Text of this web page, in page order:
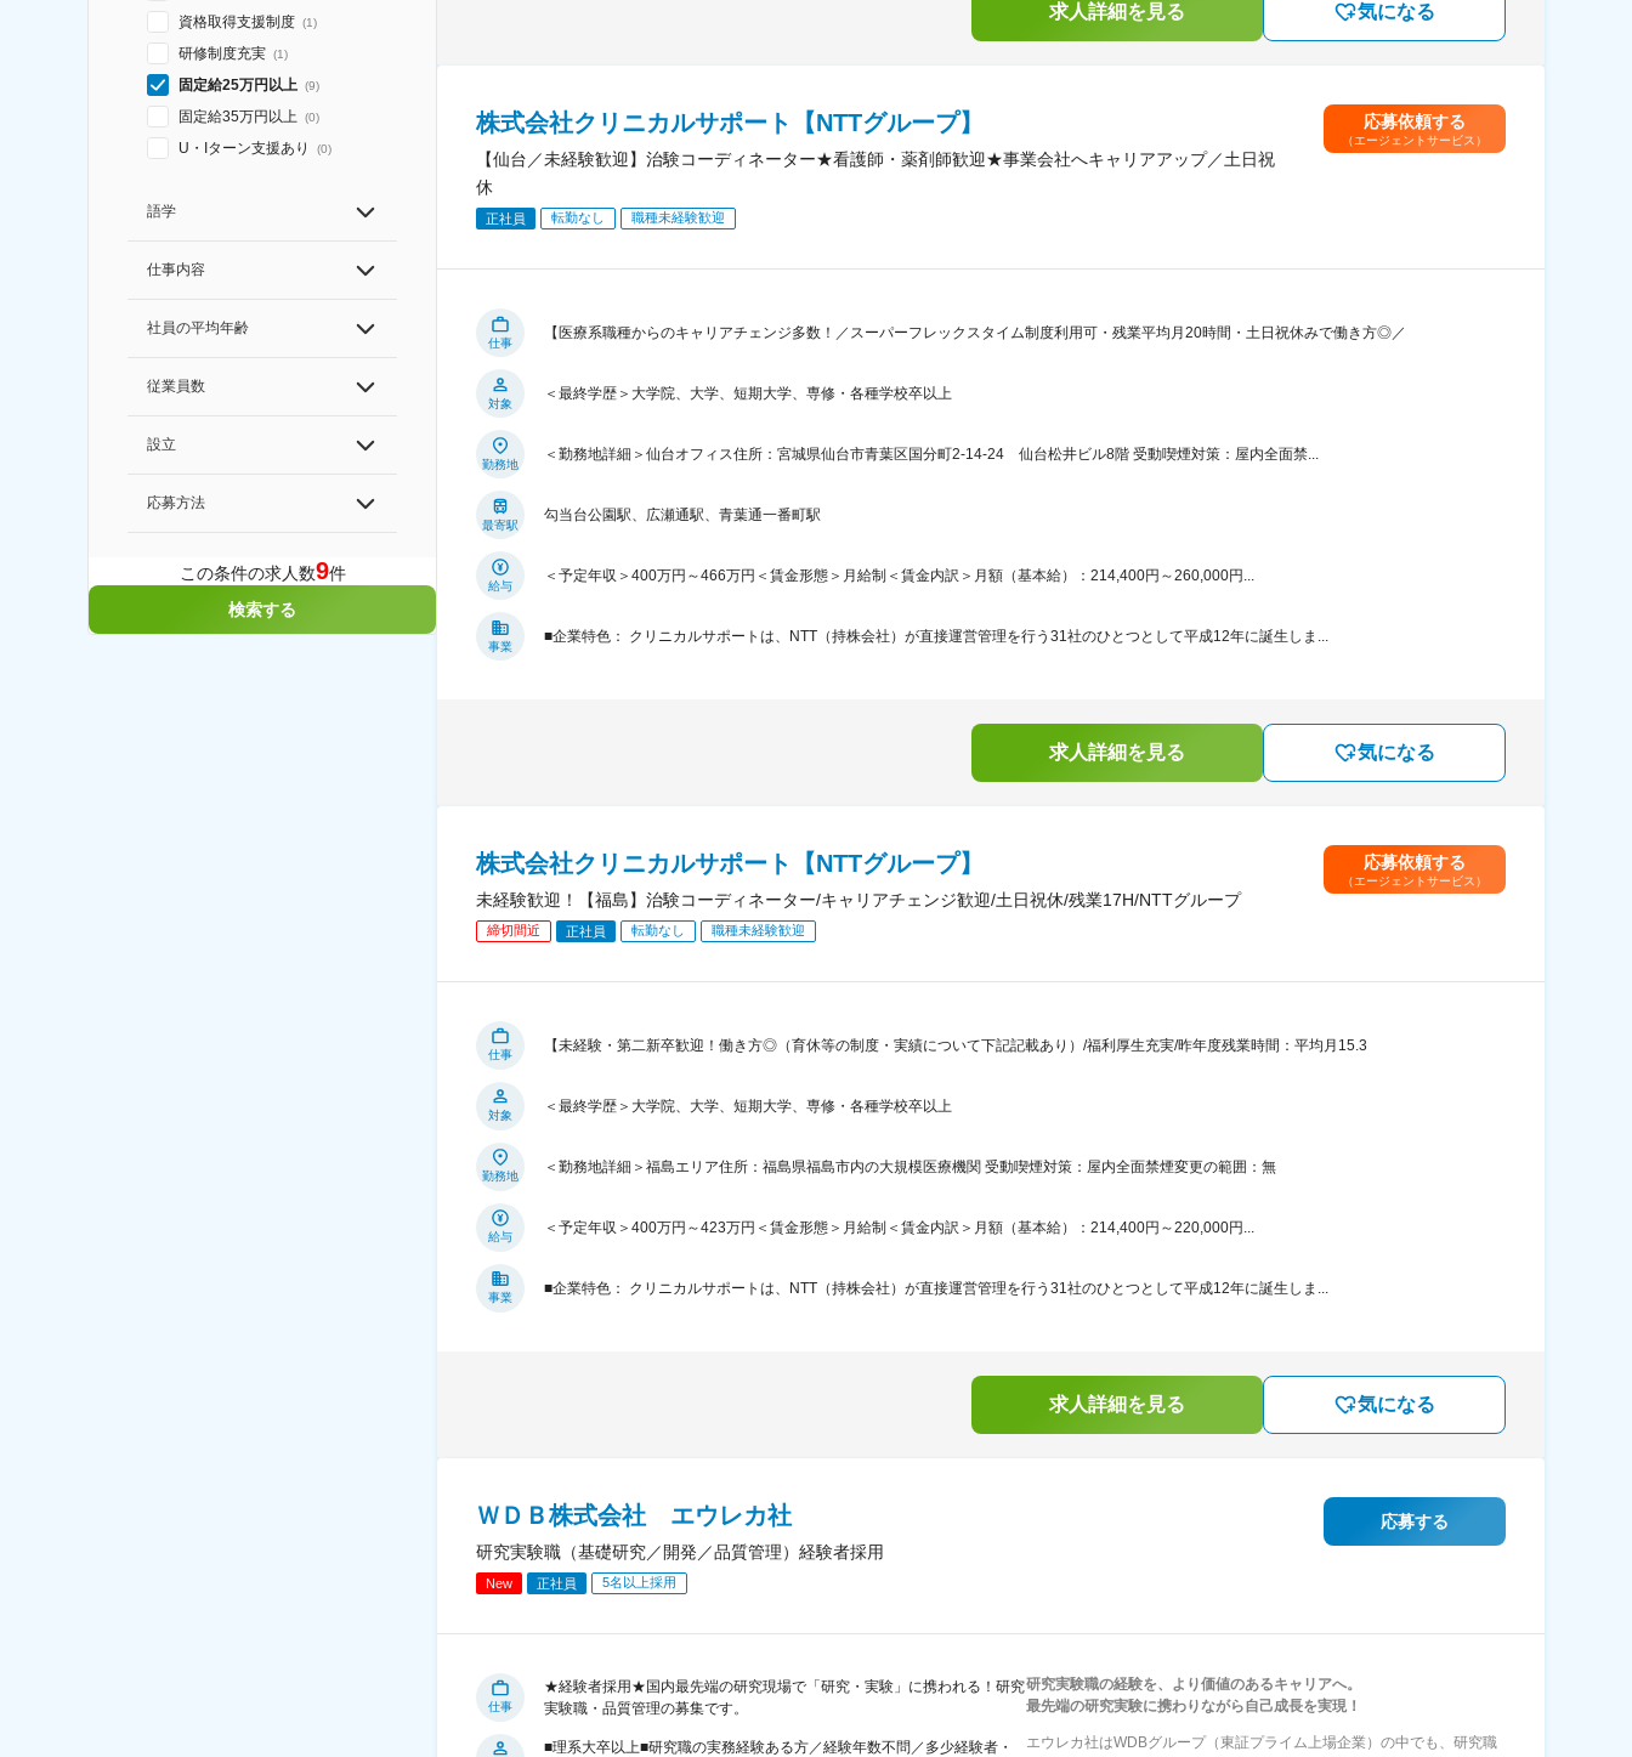
資格取得支援制度 (1)
研修制度充実 (1)
固定給25万円以上 (9)
固定給35万円以上 (0)
U・Iターン支援あり (0)
語学
仕事内容
社員の平均年齢
従業員数
設立
応募方法
この条件の求人数9件
検索する
求人詳細を見る 気になる
株式会社クリニカルサポート【NTTグループ】
【仙台／未経験歓迎】治験コーディネーター★看護師・薬剤師歓迎★事業会社へキャリアアップ／土日祝
休
正社員 転勤なし 職種未経験歓迎
応募依頼する
（エージェントサービス）
仕事
【医療系職種からのキャリアチェンジ多数！／スーパーフレックスタイム制度利用可・残業平均月20時間・土日祝休みで働き方◎／
対象
＜最終学歴＞大学院、大学、短期大学、専修・各種学校卒以上
勤務地
＜勤務地詳細＞仙台オフィス住所：宮城県仙台市青葉区国分町2-14-24 仙台松井ビル8階 受動喫煙対策：屋内全面禁...
最寄駅
勾当台公園駅、広瀬通駅、青葉通一番町駅
給与
＜予定年収＞400万円～466万円＜賃金形態＞月給制＜賃金内訳＞月額（基本給）：214,400円～260,000円...
事業
■企業特色： クリニカルサポートは、NTT（持株会社）が直接運営管理を行う31社のひとつとして平成12年に誕生しま...
求人詳細を見る 気になる
株式会社クリニカルサポート【NTTグループ】
未経験歓迎！【福島】治験コーディネーター/キャリアチェンジ歓迎/土日祝休/残業17H/NTTグループ
締切間近 正社員 転勤なし 職種未経験歓迎
応募依頼する
（エージェントサービス）
仕事
【未経験・第二新卒歓迎！働き方◎（育休等の制度・実績について下記記載あり）/福利厚生充実/昨年度残業時間：平均月15.3
対象
＜最終学歴＞大学院、大学、短期大学、専修・各種学校卒以上
勤務地
＜勤務地詳細＞福島エリア住所：福島県福島市内の大規模医療機関 受動喫煙対策：屋内全面禁煙変更の範囲：無
給与
＜予定年収＞400万円～423万円＜賃金形態＞月給制＜賃金内訳＞月額（基本給）：214,400円～220,000円...
事業
■企業特色： クリニカルサポートは、NTT（持株会社）が直接運営管理を行う31社のひとつとして平成12年に誕生しま...
求人詳細を見る 気になる
ＷＤＢ株式会社 エウレカ社
研究実験職（基礎研究／開発／品質管理）経験者採用
New 正社員 5名以上採用
応募する
仕事
★経験者採用★国内最先端の研究現場で「研究・実験」に携われる！研究
実験職・品質管理の募集です。
■理系大卒以上■研究職の実務経験ある方／経験年数不問／多少経験者・
研究実験職の経験を、より価値のあるキャリアへ。
最先端の研究実験に携わりながら自己成長を実現！
エウレカ社はWDBグループ（東証プライム上場企業）の中でも、研究職